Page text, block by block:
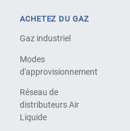
ACHETEZ DU GAZ
Gaz industriel
Modes
d'approvisionnement
Réseau de
distributeurs Air
Liquide